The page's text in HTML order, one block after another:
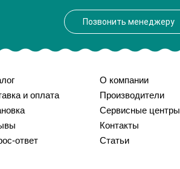
Позвонить менеджеру
и оплата
ответ
О компании
Производители
Сервисные центры
Контакты
Статьи